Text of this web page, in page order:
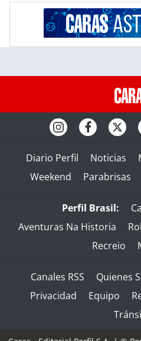
Diario Perfil Noticias
Weekend
Parabrisas
Perfil Brasil:
Aventuras Na Historia
Recreio
Canales RSS Quienes
Privacidad
Equipo